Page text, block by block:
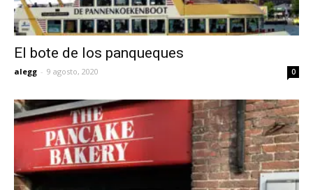
El bote de los panqueques
alegg - 9 agosto, 2020 0